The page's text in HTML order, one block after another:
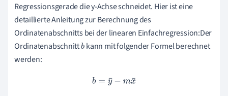
Regressionsgerade die y-Achse schneidet. Hier ist eine
detaillierte Anleitung zur Berechnung des
Ordinatenabschnitts bei der linearen Einfachregression:Der
Ordinatenabschnittbkann mit folgender Formel berechnet
werden:
b= y¯−mx¯